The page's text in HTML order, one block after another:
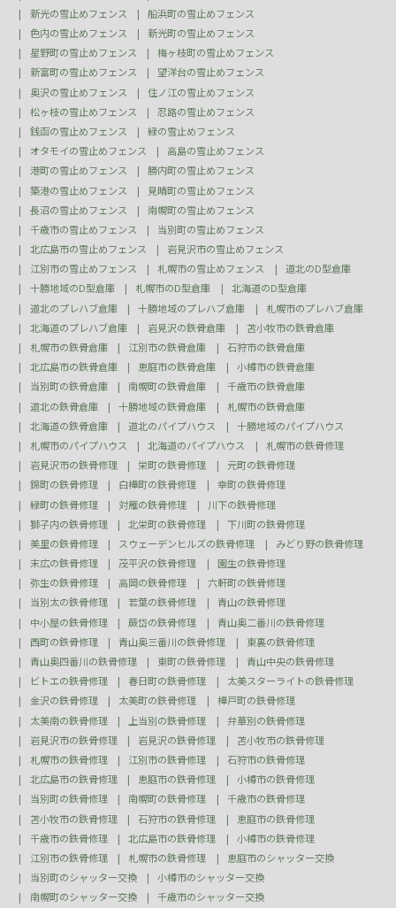
新光の雪止めフェンス
船浜町の雪止めフェンス
色内の雪止めフェンス
新光町の雪止めフェンス
星野町の雪止めフェンス
梅ヶ枝町の雪止めフェンス
新富町の雪止めフェンス
望洋台の雪止めフェンス
奥沢の雪止めフェンス
住ノ江の雪止めフェンス
松ヶ枝の雪止めフェンス
忍路の雪止めフェンス
銭函の雪止めフェンス
緑の雪止めフェンス
オタモイの雪止めフェンス
高島の雪止めフェンス
港町の雪止めフェンス
勝内町の雪止めフェンス
築港の雪止めフェンス
見晴町の雪止めフェンス
長沼の雪止めフェンス
南幌町の雪止めフェンス
千歳市の雪止めフェンス
当別町の雪止めフェンス
北広島市の雪止めフェンス
岩見沢市の雪止めフェンス
江別市の雪止めフェンス
札幌市の雪止めフェンス
道北のD型倉庫
十勝地域のD型倉庫
札幌市のD型倉庫
北海道のD型倉庫
道北のプレハブ倉庫
十勝地域のプレハブ倉庫
札幌市のプレハブ倉庫
北海道のプレハブ倉庫
岩見沢の鉄骨倉庫
苫小牧市の鉄骨倉庫
札幌市の鉄骨倉庫
江別市の鉄骨倉庫
石狩市の鉄骨倉庫
北広島市の鉄骨倉庫
恵庭市の鉄骨倉庫
小樽市の鉄骨倉庫
当別町の鉄骨倉庫
南幌町の鉄骨倉庫
千歳市の鉄骨倉庫
道北の鉄骨倉庫
十勝地域の鉄骨倉庫
札幌市の鉄骨倉庫
北海道の鉄骨倉庫
道北のパイプハウス
十勝地域のパイプハウス
札幌市のパイプハウス
北海道のパイプハウス
札幌市の鉄骨修理
岩見沢市の鉄骨修理
栄町の鉄骨修理
元町の鉄骨修理
錦町の鉄骨修理
白樺町の鉄骨修理
幸町の鉄骨修理
緑町の鉄骨修理
対雁の鉄骨修理
川下の鉄骨修理
獅子内の鉄骨修理
北栄町の鉄骨修理
下川町の鉄骨修理
美里の鉄骨修理
スウェーデンヒルズの鉄骨修理
みどり野の鉄骨修理
末広の鉄骨修理
茂平沢の鉄骨修理
園生の鉄骨修理
弥生の鉄骨修理
高岡の鉄骨修理
六軒町の鉄骨修理
当別太の鉄骨修理
若葉の鉄骨修理
青山の鉄骨修理
中小屋の鉄骨修理
蕨岱の鉄骨修理
青山奥二番川の鉄骨修理
西町の鉄骨修理
青山奥三番川の鉄骨修理
東裏の鉄骨修理
青山奥四番川の鉄骨修理
東町の鉄骨修理
青山中央の鉄骨修理
ビトエの鉄骨修理
春日町の鉄骨修理
太美スターライトの鉄骨修理
金沢の鉄骨修理
太美町の鉄骨修理
樺戸町の鉄骨修理
太美南の鉄骨修理
上当別の鉄骨修理
弁華別の鉄骨修理
岩見沢市の鉄骨修理
岩見沢の鉄骨修理
苫小牧市の鉄骨修理
札幌市の鉄骨修理
江別市の鉄骨修理
石狩市の鉄骨修理
北広島市の鉄骨修理
恵庭市の鉄骨修理
小樽市の鉄骨修理
当別町の鉄骨修理
南幌町の鉄骨修理
千歳市の鉄骨修理
苫小牧市の鉄骨修理
石狩市の鉄骨修理
恵庭市の鉄骨修理
千歳市の鉄骨修理
北広島市の鉄骨修理
小樽市の鉄骨修理
江別市の鉄骨修理
札幌市の鉄骨修理
恵庭市のシャッター交換
当別町のシャッター交換
小樽市のシャッター交換
南幌町のシャッター交換
千歳市のシャッター交換